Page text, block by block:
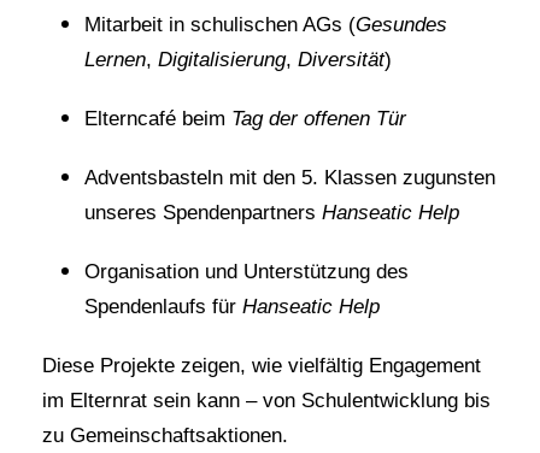
Mitarbeit in schulischen AGs (Gesundes
Lernen, Digitalisierung, Diversität)
Elterncafé beim Tag der offenen Tür
Adventsbasteln mit den 5. Klassen zugunsten
unseres Spendenpartners Hanseatic Help
Organisation und Unterstützung des
Spendenlaufs für Hanseatic Help
Diese Projekte zeigen, wie vielfältig Engagement
im Elternrat sein kann – von Schulentwicklung bis
zu Gemeinschaftsaktionen.